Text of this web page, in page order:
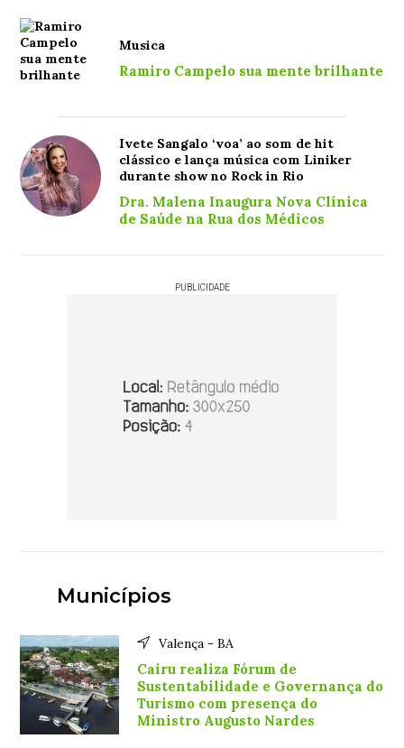
Musica
Ramiro Campelo sua mente brilhante
Ivete Sangalo ‘voa’ ao som de hit
clássico e lança música com Liniker
durante show no Rock in Rio
Dra. Malena Inaugura Nova Clínica
de Saúde na Rua dos Médicos
PUBLICIDADE
Municípios
Valença - BA
Cairu realiza Fórum de
Sustentabilidade e Governança do
Turismo com presença do
Ministro Augusto Nardes